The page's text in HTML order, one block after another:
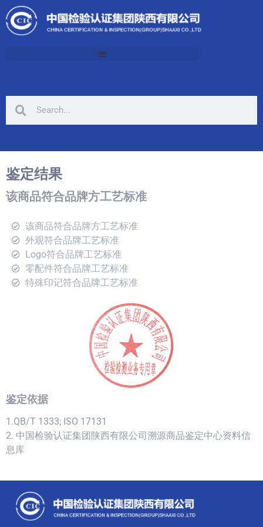
鉴定结果
该商品符合品牌方工艺标准
该商品符合品牌方工艺标准
外观符合品牌工艺标准
Logo符合品牌工艺标准
零配件符合品牌工艺标准
特殊印记符合品牌工艺标准
鉴定依据
1.QB/T 1333; ISO 17131
2. 中国检验认证集团陕西有限公司溯源商品鉴定中心资料信
息库